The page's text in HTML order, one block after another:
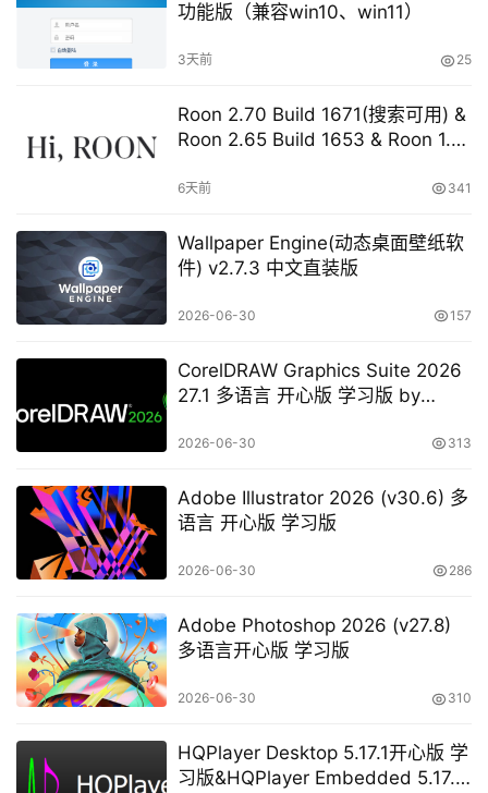
功能版（兼容win10、win11）
3天前 25
Roon 2.70 Build 1671(搜索可用) &
Roon 2.65 Build 1653 & Roon 1.8
6天前 341
Wallpaper Engine(动态桌面壁纸软
件) v2.7.3 中文直装版
2026-06-30 157
CorelDRAW Graphics Suite 2026
27.1 多语言 开心版 学习版 by
2026-06-30 313
Adobe Illustrator 2026 (v30.6) 多
语言 开心版 学习版
2026-06-30 286
Adobe Photoshop 2026 (v27.8)
多语言开心版 学习版
2026-06-30 310
HQPlayer Desktop 5.17.1开心版 学
习版&HQPlayer Embedded 5.17.2